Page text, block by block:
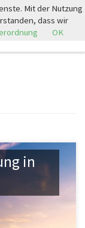
Search
in
Mit der Nutzung
dass wir
OK